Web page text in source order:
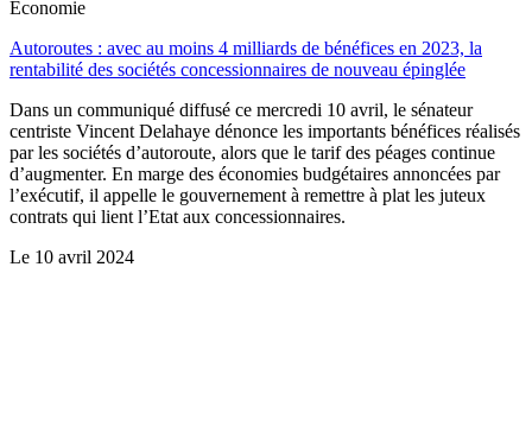
Économie
Autoroutes : avec au moins 4 milliards de bénéfices en 2023, la
rentabilité des sociétés concessionnaires de nouveau épinglée
Dans un communiqué diffusé ce mercredi 10 avril, le sénateur
centriste Vincent Delahaye dénonce les importants bénéfices réalisés
par les sociétés d’autoroute, alors que le tarif des péages continue
d’augmenter. En marge des économies budgétaires annoncées par
l’exécutif, il appelle le gouvernement à remettre à plat les juteux
contrats qui lient l’Etat aux concessionnaires.
Le 10 avril 2024